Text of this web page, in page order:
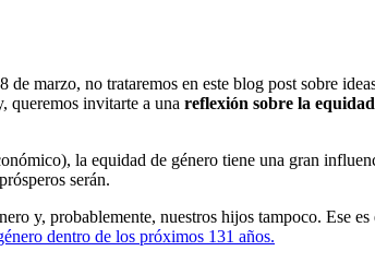
marzo, no trataremos en este blog post sobre
queremos invitarte a una reflexión sobre la
la equidad de género tiene una gran
serán.
y, probablemente, nuestros hijos tampoco. Ese
dentro de los próximos 131 años.